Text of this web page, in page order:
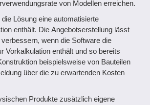
von Modellen erreichen.
die Lösung eine automatisierte
enthält. Die Angebotserstellung lässt
wenn die Software die
Vorkalkulation enthält und so bereits
beispielsweise von Bauteilen
über die zu erwartenden Kosten
Produkte zusätzlich eigene